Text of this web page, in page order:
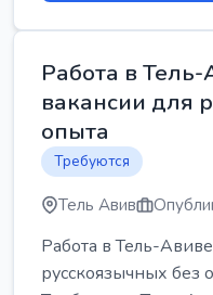
Работа в
вакансии для
опыта
Требуются
Тель Авив
Работа в Тель-
русскоязычных без